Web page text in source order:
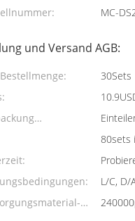
MC-
und Versand AGB:
30Sets
80sets
L/C, D/